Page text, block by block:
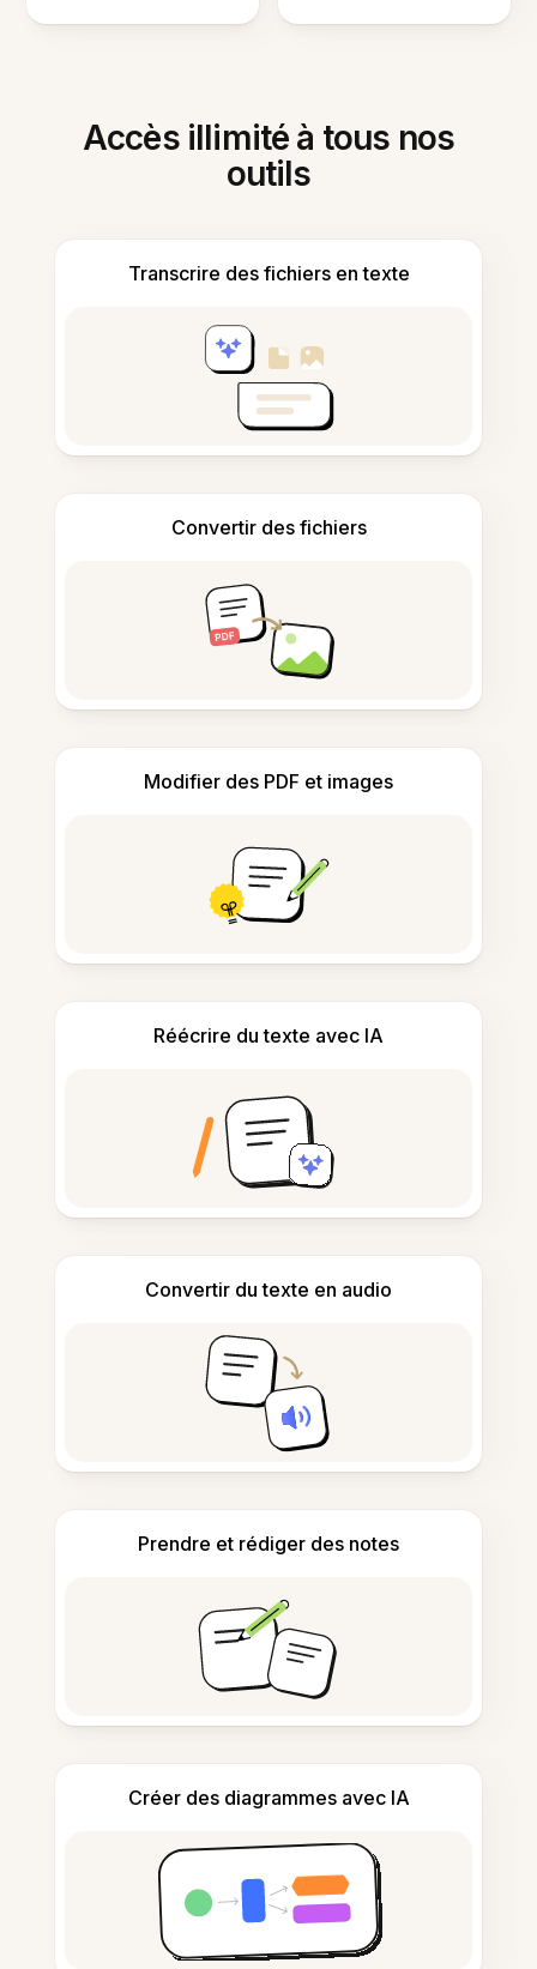
Accès illimité à tous nos
outils
Transcrire des fichiers en texte
Convertir des fichiers
Modifier des PDF et images
Réécrire du texte avec IA
Convertir du texte en audio
Prendre et rédiger des notes
Créer des diagrammes avec IA